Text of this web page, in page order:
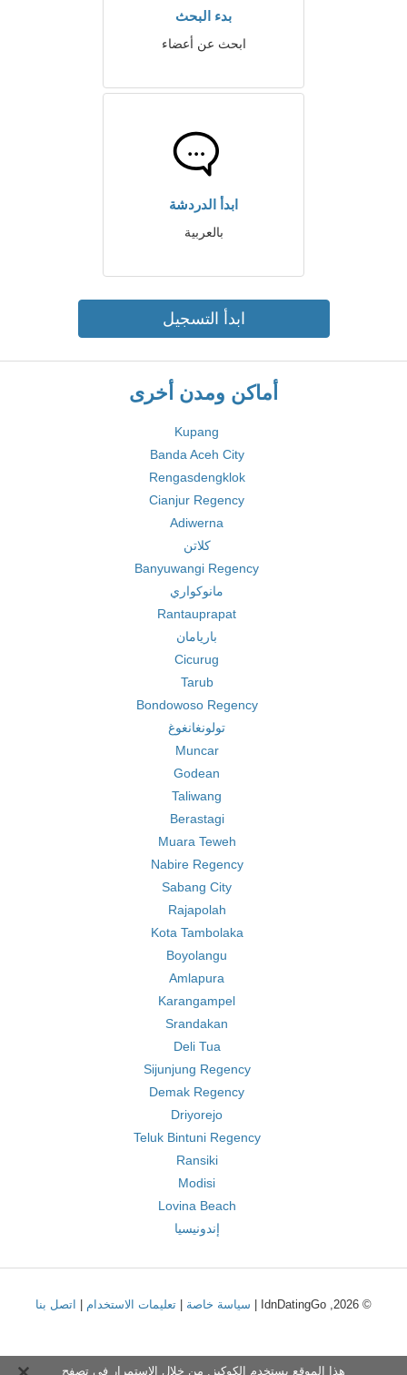
بدء البحث
ابحث عن أعضاء
ابدأ الدردشة
بالعربية
ابدأ التسجيل
أماكن ومدن أخرى
Kupang
Banda Aceh City
Rengasdengklok
Cianjur Regency
Adiwerna
كلاتن
Banyuwangi Regency
مانوكواري
Rantauprapat
باريامان
Cicurug
Tarub
Bondowoso Regency
تولونغانغوغ
Muncar
Godean
Taliwang
Berastagi
Muara Teweh
Nabire Regency
Sabang City
Rajapolah
Kota Tambolaka
Boyolangu
Amlapura
Karangampel
Srandakan
Deli Tua
Sijunjung Regency
Demak Regency
Driyorejo
Teluk Bintuni Regency
Ransiki
Modisi
Lovina Beach
إندونيسيا
© 2026, IdnDatingGo | سياسة خاصة تعليمات الاستخدام اتصل بنا
هذا الموقع يستخدم الكوكيز. من خلال الاستمرار في تصفح